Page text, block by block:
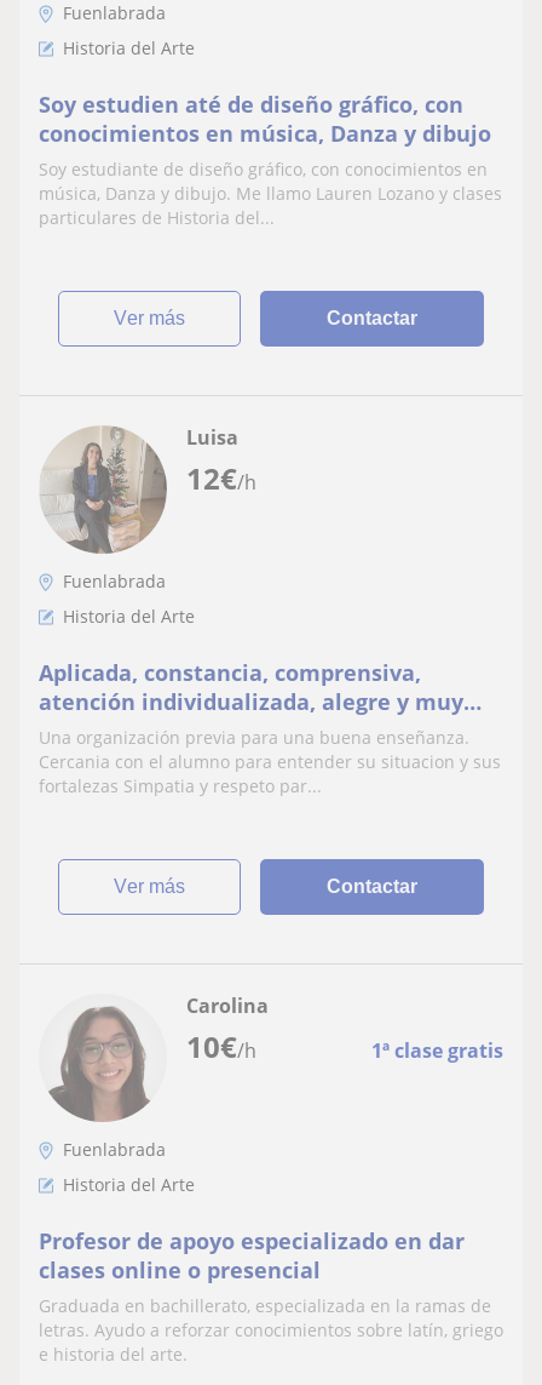
Fuenlabrada
Historia del Arte
Soy estudien até de diseño gráfico, con
conocimientos en música, Danza y dibujo
Soy estudiante de diseño gráfico, con conocimientos en
música, Danza y dibujo. Me llamo Lauren Lozano y clases
particulares de Historia del...
ver más Contactar
12€/h
Luisa
Fuenlabrada
Historia del Arte
Aplicada, constancia, comprensiva,
atención individualizada, alegre y muy
cercana
Una organización previa para una buena enseñanza.
Cercania con el alumno para entender su situacion y sus
fortalezas Simpatia y respeto par...
ver más Contactar
10€/h 1ª clase gratis
Carolina
Fuenlabrada
Historia del Arte
Profesor de apoyo especializado en dar
clases online o presencial
Graduada en bachillerato, especializada en la ramas de
letras. Ayudo a reforzar conocimientos sobre latín, griego
e historia del arte.